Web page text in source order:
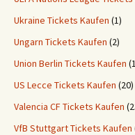
Ukraine Tickets Kaufen (1)
Ungarn Tickets Kaufen (2)
Union Berlin Tickets Kaufen
US Lecce Tickets Kaufen (20)
Valencia CF Tickets Kaufen
VfB Stuttgart Tickets Kaufen